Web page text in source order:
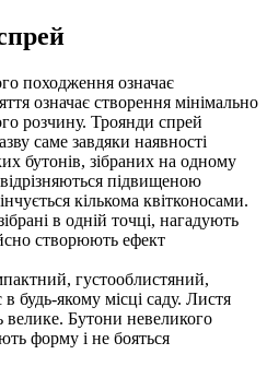
походження означає
означає створення мінімально
розчину. Троянди спрей
саме завдяки наявності
бутонів, зібраних на одному
підвищеною
кількома квітконосами.
в одній точці, нагадують
створюють ефект
густооблистяний,
будь-якому місці саду. Листя
велике. Бутони невеликого
форму і не бояться